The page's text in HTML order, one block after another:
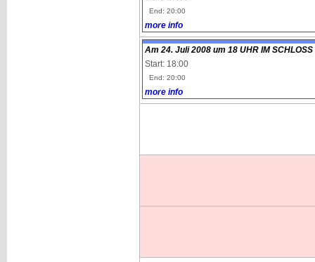
End: 20:00
more info
Am 24. Juli 2008 um 18 UHR IM
Start: 18:00
End: 20:00
more info